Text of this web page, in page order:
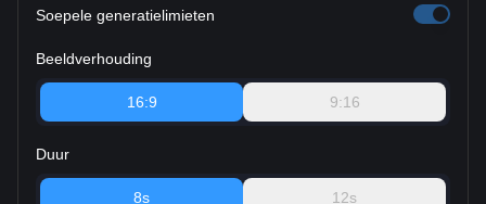
Soepele generatielimieten
Beeldverhouding
16:9 9:16
Duur
8s 12s